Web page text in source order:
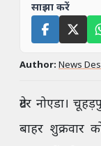
साझा करें
Author: News
ग्रेटर नोएडा।
बाहर शुक्रवार